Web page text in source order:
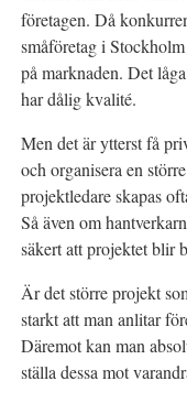
företagen. Då
småföretag i
på marknaden. Det
har dålig kvalité.
Men det är ytterst få
och organisera en
projektledare skapas
Så även om
säkert att projektet blir
Är det större projekt
starkt att man anlitar
Däremot kan man
ställa dessa mot